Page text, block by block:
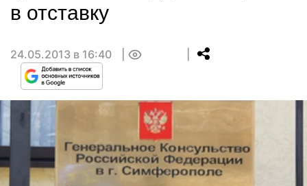
в отставку
24.05.2013 в 16:40